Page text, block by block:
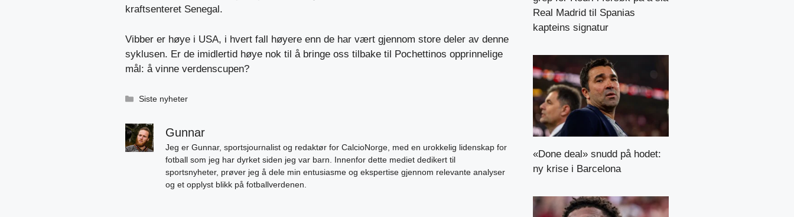
kraftsenteret Senegal.
Vibber er høye i USA, i hvert fall høyere enn de har vært gjennom store deler av denne
syklusen. Er de imidlertid høye nok til å bringe oss tilbake til Pochettinos opprinnelige
mål: å vinne verdenscupen?
Kategorier
Siste nyheter
Gunnar
Jeg er Gunnar, sportsjournalist og redaktør for CalcioNorge, med en urokkelig lidenskap for
fotball som jeg har dyrket siden jeg var barn. Innenfor dette mediet dedikert til
sportsnyheter, prøver jeg å dele min entusiasme og ekspertise gjennom relevante analyser
og et opplyst blikk på fotballverdenen.
Real Madrid til Spanias
kapteins signatur
«Done deal» snudd på hodet:
ny krise i Barcelona